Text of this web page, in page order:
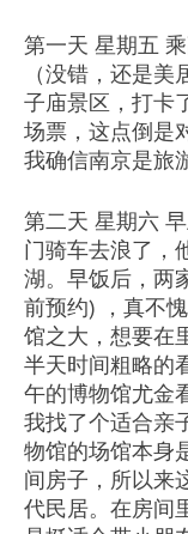
第一天 星期五
（没错，还是
子庙景区，打卡
场票，这点倒是
我确信南京是旅
第二天 星期六
门骑车去浪了，
湖。早饭后，两
前预约) ，真不
馆之大，想要在
半天时间粗略的
午的博物馆尤金
我找了个适合亲
物馆的场馆本身
间房子，所以来
代民居。在房间